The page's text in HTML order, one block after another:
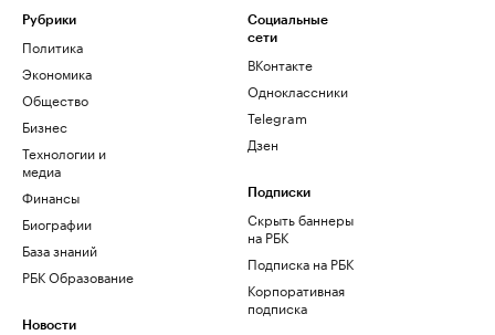
Рубрики
Политика
Экономика
Общество
Бизнес
Технологии и
медиа
Финансы
Биографии
База знаний
РБК Образование
Новости
Социальные
сети
ВКонтакте
Одноклассники
Telegram
Дзен
Подписки
Скрыть баннеры
на РБК
Подписка на РБК
Корпоративная
подписка